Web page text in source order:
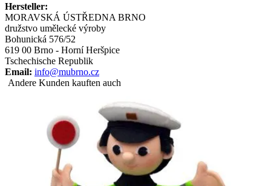
Hersteller:
MORAVSKÁ ÚSTŘEDNA BRNO
družstvo umělecké výroby
Bohunická 576/52
619 00 Brno - Horní Heršpice
Tschechische Republik
Email: info@mubrno.cz
Andere Kunden kauften auch